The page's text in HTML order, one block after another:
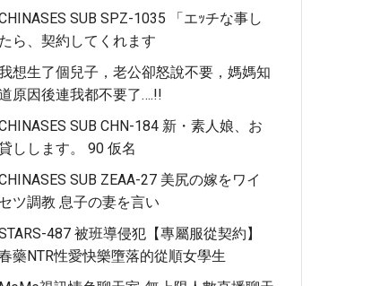
SUB SPZ-1035 「エｯチな事し
たら、契約してくれます
想生了個兒子，老公卻怒說不要，媽媽知
原因後連我都不要了….!!
SUB CHN-184 新・素人娘、お
しします。 90 仮名
SUB ZEAA-27 美尻の嫁をワイ
セツ調教 息子の妻を言い
487 被班導侵犯【專屬服從契約】
藥NTR性愛快樂墮落的從順女學生